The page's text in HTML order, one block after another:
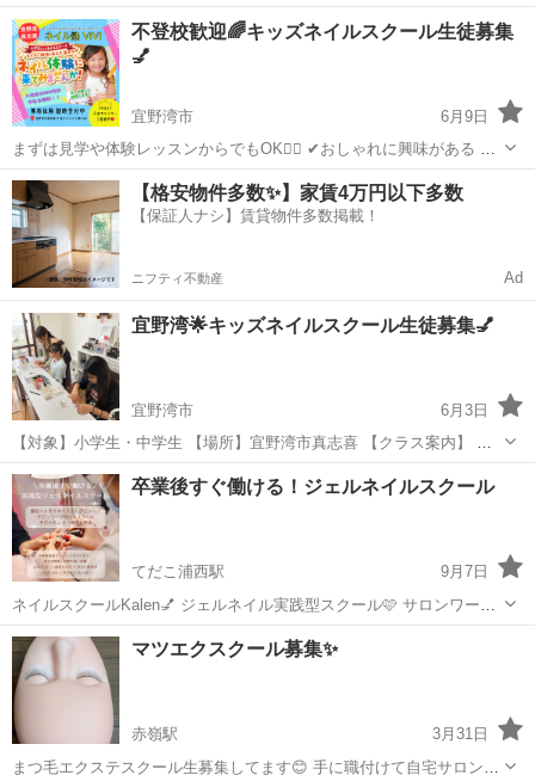
💅 まずは見学のみもOK😊🟡 ✨初心者大歓迎 ✨少人数制で安心 ✨無料
体験レッスン有り また、不登校のお子さま向けに平日午前クラスも開
講していま...
沖縄 宜野湾市 ジェルネイル 居場所
不登校歓迎🌈キッズネイルスクール生徒募集
💅
宜野湾市
6月9日
まずは見学や体験レッスンからでもOK🙆‍♀️ ✔おしゃれに興味がある ✔
ものづくりが好き ✔新しいことにチャレンジしたい 平日午前中には少
人数制の【不登校のお子さま向けクラス】も開講しています🌼 学校
以...
沖縄 宜野湾市 ジェルネイル 不登校
【格安物件多数✨】家賃4万円以下多数
【保証人ナシ】賃貸物件多数掲載！
ニフティ不動産 Ad
宜野湾🌟キッズネイルスクール生徒募集💅
宜野湾市
6月3日
【対象】小学生・中学生 【場所】宜野湾市真志喜 【クラス案内】 木
曜日 10：00 / 17：45 土曜日 10：00 日曜日 10：30 【体験レッス
ン】手ぶらでオッケイ⭕️お気軽にお問い合わせください😊まずは見
学...
沖縄 宜野湾市 ジェルネイル ネイルアート
卒業後すぐ働ける！ジェルネイルスクール
てだこ浦西駅
9月7日
ネイルスクールKalen💅 ジェルネイル実践型スクール🩷 サロンワーク
に特化したジェルネイルのスクールです！ ジェルの技術をしっかりと
学び、在学中からどんどん施術に 入るので、卒業後は経験者として自
信を持ってサロ...
沖縄 中頭郡 てだこ浦西駅 ジェルネイル
マツエクスクール募集✨
赤嶺駅
3月31日
まつ毛エクステスクール生募集してます😊 手に職付けて自宅サロン開